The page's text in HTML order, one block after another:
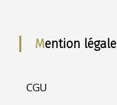
Mention légale
CGU